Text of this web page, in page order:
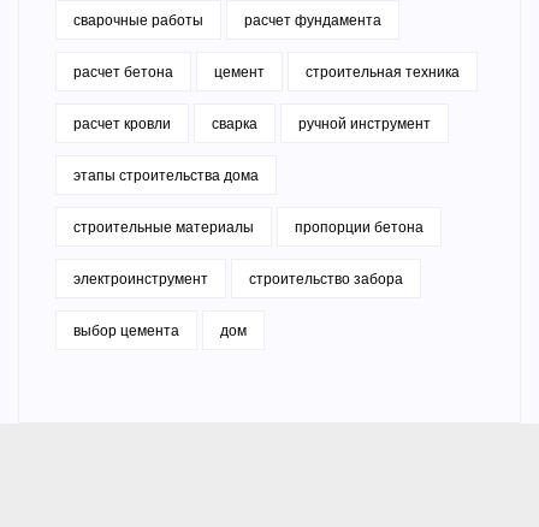
сварочные работы расчет фундамента
расчет бетона цемент строительная техника
расчет кровли сварка ручной инструмент
этапы строительства дома
строительные материалы пропорции бетона
электроинструмент строительство забора
выбор цемента дом